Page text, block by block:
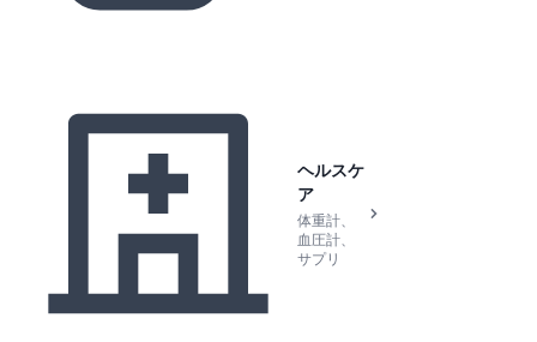
ヘルスケ
ア
体重計、
血圧計、
サプリ